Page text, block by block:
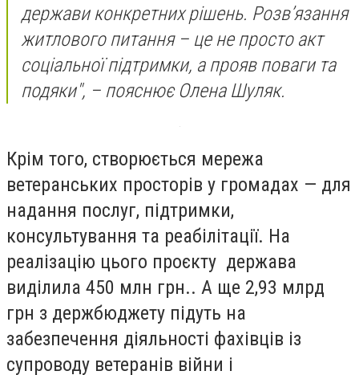
держави конкретних рішень. Розв’язання
житлового питання – це не просто акт
соціальної підтримки, а прояв поваги та
подяки", – пояснює Олена Шуляк.
Крім того, створюється мережа
ветеранських просторів у громадах — для
надання послуг, підтримки,
консультування та реабілітації. На
реалізацію цього проєкту держава
виділила 450 млн грн.. А ще 2,93 млрд
грн з держбюджету підуть на
забезпечення діяльності фахівців із
супроводу ветеранів війни і